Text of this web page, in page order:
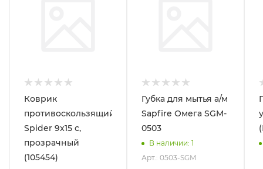
Коврик
противоскользящий
Spider 9x15 с,
прозрачный
(105454)
Губка для мытья а/м
Sapfire Омега SGM-
0503
В наличии: 1
Арт.: 0503-SGM